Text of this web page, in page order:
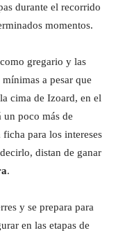
durante el recorrido
momentos.
gregario y las
a pesar que
cima de Izoard, en el
un poco más de
para los intereses
distan de ganar
.
y se prepara para
en las etapas de